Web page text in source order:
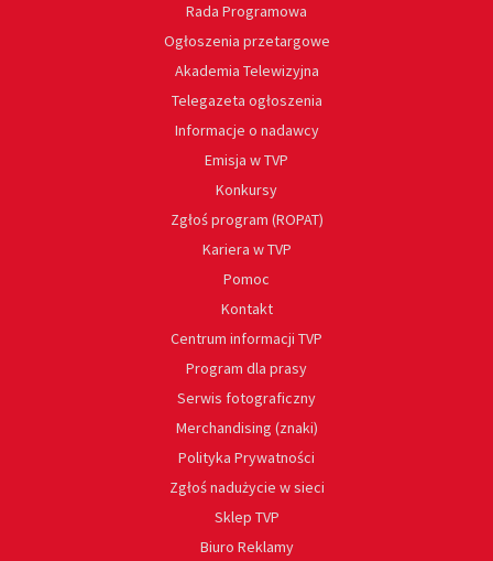
Rada Programowa
Ogłoszenia przetargowe
Akademia Telewizyjna
Telegazeta ogłoszenia
Informacje o nadawcy
Emisja w TVP
Konkursy
Zgłoś program (ROPAT)
Kariera w TVP
Pomoc
Kontakt
Centrum informacji TVP
Program dla prasy
Serwis fotograficzny
Merchandising (znaki)
Polityka Prywatności
Zgłoś nadużycie w sieci
Sklep TVP
Biuro Reklamy